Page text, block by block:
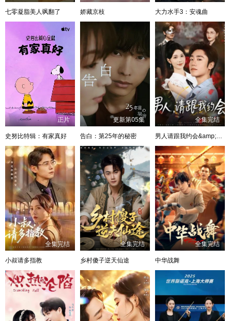
七零凝脂美人飒翻了 娇藏京枝 大力水手3：安魂曲
正片
史努比特辑：有家真好
更新第05集
告白：第25年的秘密
全集完结
男人请跟我约会&amp;当我决定凭实力单身
全集完结
小叔请多指教
全集完结
乡村傻子逆天仙途
全集完结
中华战舞